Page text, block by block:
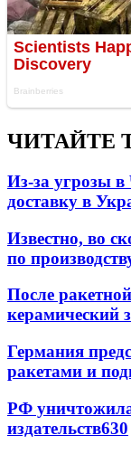
ЧИТАЙТЕ
Из-за угрозы в
доставку в
Известно, во
по
После
керамический
Германия
ракетами и
РФ
издательств630